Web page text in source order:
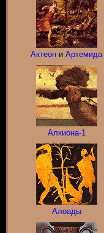
Актеон и Артемида
Алкиона-1
Алоады